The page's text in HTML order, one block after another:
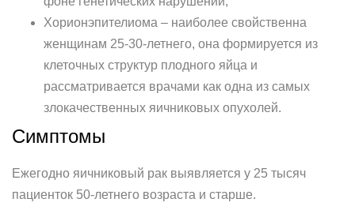
Хорионэпителиома – наиболее свойственна
женщинам 25-30-летнего, она формируется из
клеточных структур плодного яйца и
рассматривается врачами как одна из самых
злокачественных яичниковых опухолей.
Симптомы
Ежегодно яичниковый рак выявляется у 25 тысяч
пациенток 50-летнего возраста и старше.